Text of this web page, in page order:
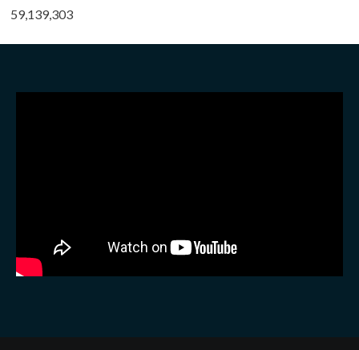
59,139,303